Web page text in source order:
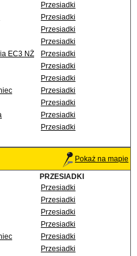
Przesiadki
Przesiadki
Przesiadki
Przesiadki
EC3 NŻ
Przesiadki
Przesiadki
Przesiadki
Przesiadki
Przesiadki
Przesiadki
Przesiadki
Pokaż na mapie
PRZESIADKI
Przesiadki
Przesiadki
Przesiadki
Przesiadki
Przesiadki
Przesiadki